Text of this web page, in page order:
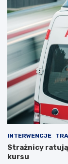
INTERWENCJE
Strażnicy
kursu